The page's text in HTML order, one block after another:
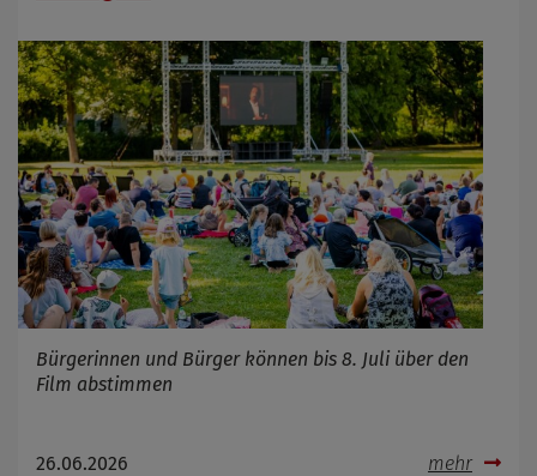
Bürgerinnen und Bürger können bis 8. Juli über den
Film abstimmen
26.06.2026 mehr